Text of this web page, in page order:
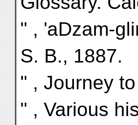
" , 'aDzam-
S. B., 1887.
" , Journey
" , Various